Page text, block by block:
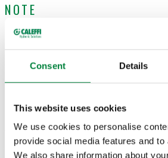
Consent Details
This website uses cookies
We use cookies to personalise
provide social media features and
We also share information about
NOTE
Für vormontierte Verteiler der Serie 663.
ZEICHNUNGEN UND
Artikelnummer Verbindung 1